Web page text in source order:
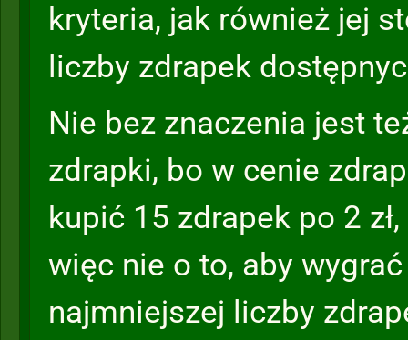
kryteria, jak również jej
liczby zdrapek
Nie bez znaczenia jest
zdrapki, bo w cenie
kupić 15 zdrapek po 2
więc nie o to, aby
najmniejszej liczby